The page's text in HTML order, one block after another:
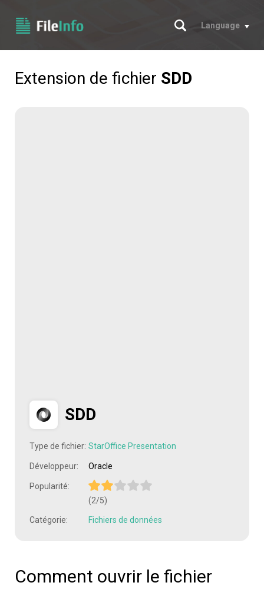
Chercher
Language
Extension de fichier SDD
SDD
Type de fichier: StarOffice Presentation
Développeur: Oracle
Popularité:
(2/5)
Catégorie: Fichiers de données
Comment ouvrir le fichier